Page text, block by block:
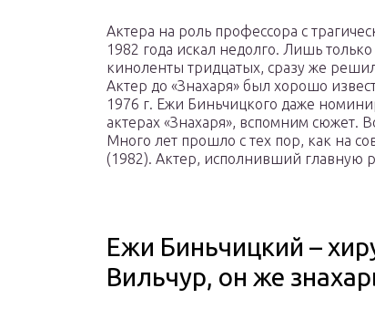
Актера на роль профессора с
1982 года искал недолго. Лишь
киноленты тридцатых, сразу же
Актер до «Знахаря» был хорошо
1976 г. Ежи Биньчицкого даже
актерах «Знахаря», вспомним сюжет.
Много лет прошло с тех пор, как на
(1982). Актер, исполнивший главную
Ежи Биньчицкий –
Вильчур, он же